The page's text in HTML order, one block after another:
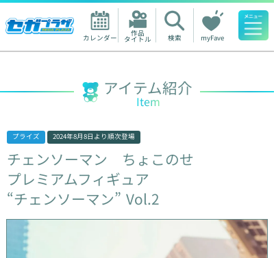
カレンダー 作品
タイトル 検索 myFave
人気ワード
アイテム紹介
Item
プライズ 2024年8月8日 より順次登場
チェンソーマン
ちょこのせ
プレミアムフィギュア
“チェンソーマン” Vol.2